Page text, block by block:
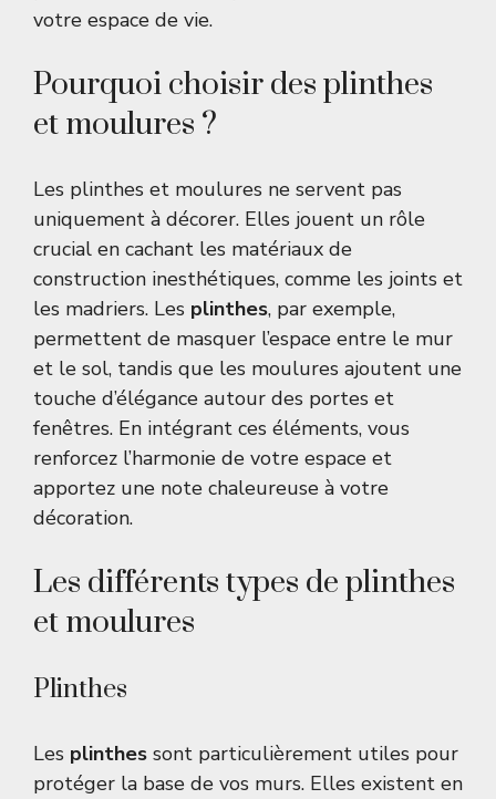
votre espace de vie.
Pourquoi choisir des plinthes
et moulures ?
Les plinthes et moulures ne servent pas
uniquement à décorer. Elles jouent un rôle
crucial en cachant les matériaux de
construction inesthétiques, comme les joints et
les madriers. Les plinthes, par exemple,
permettent de masquer l’espace entre le mur
et le sol, tandis que les moulures ajoutent une
touche d’élégance autour des portes et
fenêtres. En intégrant ces éléments, vous
renforcez l’harmonie de votre espace et
apportez une note chaleureuse à votre
décoration.
Les différents types de plinthes
et moulures
Plinthes
Les plinthes sont particulièrement utiles pour
protéger la base de vos murs. Elles existent en